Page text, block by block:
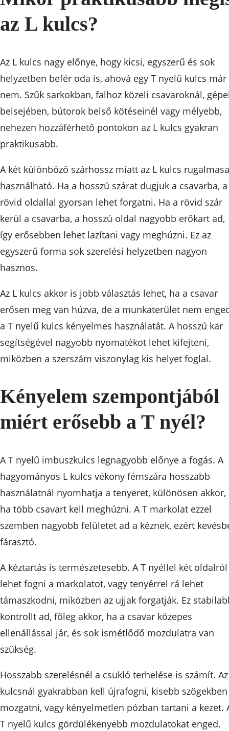
az L kulcs?
Az L kulcs nagy előnye, hogy kicsi, egyszerű és sok
helyzetben befér oda is, ahová egy T nyelű kulcs már
nem. Szűk sarkokban, falhoz közeli csavaroknál,
belsejében, bútorok belső kötéseinél vagy mélyebb,
nehezen hozzáférhető pontokon az L kulcs gyakran
praktikusabb.
A két különböző szárhossz miatt az L kulcs
használható. Ha a hosszú szárat dugjuk a csavarba, a
rövid oldallal gyorsan lehet forgatni. Ha a rövid szár
kerül a csavarba, a hosszú oldal nagyobb erőkart ad,
így erősebben lehet lazítani vagy meghúzni. Ez az
egyszerű forma sok szerelési helyzetben nagyon
hasznos.
Az L kulcs akkor is jobb választás lehet, ha a csavar
erősen meg van húzva, de a munkaterület nem
a T nyelű kulcs kényelmes használatát. A hosszú kar
segítségével nagyobb nyomatékot lehet kifejteni,
miközben a szerszám viszonylag kis helyet foglal.
Kényelem szempontjából
miért erősebb a T nyél?
A T nyelű imbuszkulcs legnagyobb előnye a fogás. A
hagyományos L kulcs vékony fémszára hosszabb
használatnál nyomhatja a tenyeret, különösen akkor,
ha több csavart kell meghúzni. A T markolat ezzel
szemben nagyobb felületet ad a kéznek, ezért
fárasztó.
A kéztartás is természetesebb. A T nyéllel két oldalról
lehet fogni a markolatot, vagy tenyérrel rá lehet
támaszkodni, miközben az ujjak forgatják. Ez
kontrollt ad, főleg akkor, ha a csavar közepes
ellenállással jár, és sok ismétlődő mozdulatra van
szükség.
Hosszabb szerelésnél a csukló terhelése is számít.
kulcsnál gyakrabban kell újrafogni, kisebb szögekben
mozgatni, vagy kényelmetlen pózban tartani a kezet.
T nyelű kulcs gördülékenyebb mozdulatokat enged,